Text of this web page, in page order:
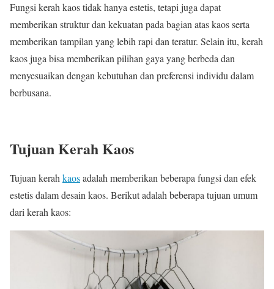
Fungsi kerah kaos tidak hanya estetis, tetapi juga dapat
memberikan struktur dan kekuatan pada bagian atas kaos serta
memberikan tampilan yang lebih rapi dan teratur. Selain itu, kerah
kaos juga bisa memberikan pilihan gaya yang berbeda dan
menyesuaikan dengan kebutuhan dan preferensi individu dalam
berbusana.
Tujuan Kerah Kaos
Tujuan kerah kaosadalah memberikan beberapa fungsi dan efek
estetis dalam desain kaos. Berikut adalah beberapa tujuan umum
dari kerah kaos: